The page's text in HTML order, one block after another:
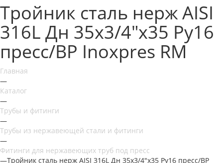
Тройник сталь нерж AISI
316L Дн 35х3/4"х35 Ру16
пресс/ВР Inoxpres RM
Главная
—
Каталог
—
Трубы и фитинги
—
Трубы из нержавеющей стали и фитинги
—
Фитинги для нержавеющих труб под пресс
—Тройник сталь нерж AISI 316L Дн 35х3/4"х35 Ру16 пресс/ВР